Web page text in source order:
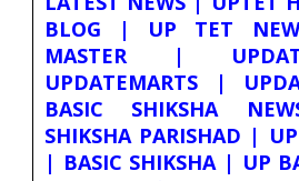
BLOG | UP TET
MASTER |
UPDATEMARTS |
BASIC SHIKSHA
SHIKSHA PARISHAD |
| BASIC SHIKSHA | UP